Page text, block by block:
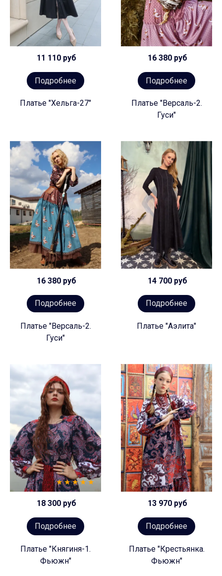
11 110 руб
Подробнее
Платье "Хельга-27"
16 380 руб
Подробнее
Платье "Версаль-2.
Гуси"
16 380 руб
Подробнее
Платье "Версаль-2.
Гуси"
14 700 руб
Подробнее
Платье "Аэлита"
18 300 руб
Подробнее
Платье "Княгиня-1.
Фьюжн"
13 970 руб
Подробнее
Платье "Крестьянка.
Фьюжн"